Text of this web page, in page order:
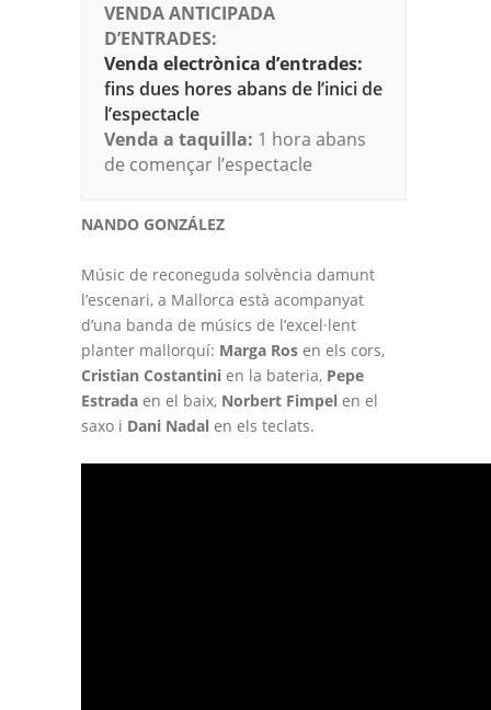
VENDA ANTICIPADA
D’ENTRADES:
Venda electrònica d’entrades:
fins dues hores abans de l’inici de
l’espectacle
Venda a taquilla: 1 hora abans
de començar l’espectacle
NANDO GONZÁLEZ
Músic de reconeguda solvència damunt
l’escenari, a Mallorca està acompanyat
d’una banda de músics de l’excel·lent
planter mallorquí: Marga Ros en els cors,
Cristian Costantini en la bateria, Pepe
Estrada en el baix, Norbert Fimpel en el
saxo i Dani Nadal en els teclats.